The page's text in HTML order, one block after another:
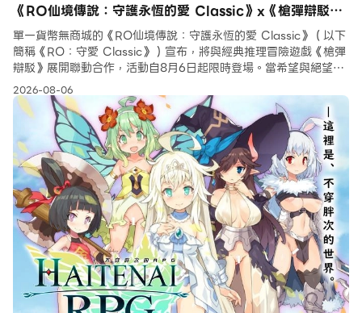
《RO仙境傳說：守護永恆的愛 Classic》x《槍彈辯駁》
聯動合作正式開跑！
單一貨幣無商城的《RO仙境傳說：守護永恆的愛 Classic》（以下
簡稱《RO：守愛 Classic》）宣布，將與經典推理冒險遊戲《槍彈
辯駁》展開聯動合作，活動自8月6日起限時登場。當希望與絕望在
米德加爾特交織，苗木誠、霧切響子、江之島盾子
2026-08-06